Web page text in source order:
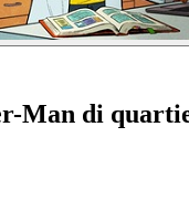
Man di